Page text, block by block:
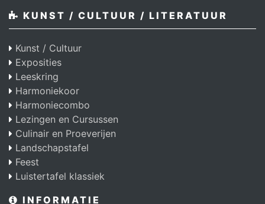
KUNST / CULTUUR / LITERATUUR
Kunst / Cultuur
Exposities
Leeskring
Harmoniekoor
Harmoniecombo
Lezingen en Cursussen
Culinair en Proeverijen
Landschapstafel
Feest
Luistertafel klassiek
INFORMATIE